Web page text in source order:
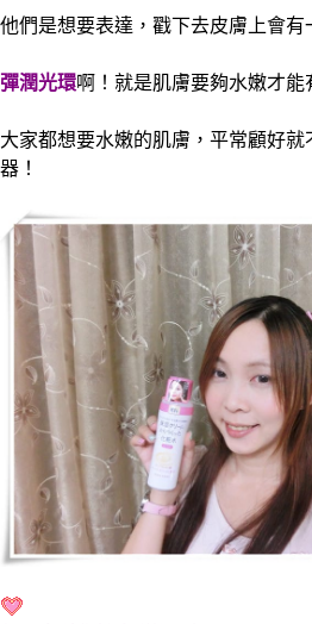
他們是想要表達，戳下去皮膚上會有
彈潤光環啊！就是肌膚要夠水嫩才能
大家都想要水嫩的肌膚，平常顧好就
器！